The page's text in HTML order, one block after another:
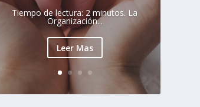
Tiempo de lectura: 2 minutos. La
Organización...
Leer Mas